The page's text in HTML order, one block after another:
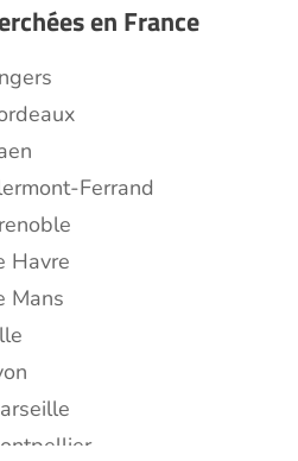
(67000)
(67000)
Strasbourg (67000)
de vie, ménage,
Strasbourg (67000)
rendez-vous
(67000)
de compagnie
Strasbourg (67000)
Strasbourg
en France
Ferrand
Havre
Mans